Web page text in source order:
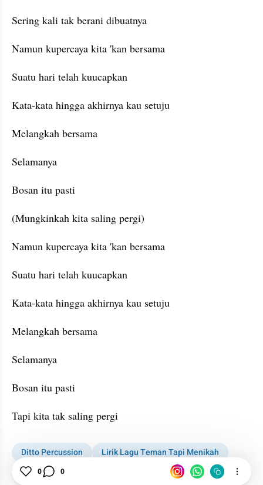
Sering kali tak berani dibuatnya
Namun kupercaya kita 'kan bersama
Suatu hari telah kuucapkan
Kata-kata hingga akhirnya kau setuju
Melangkah bersama
Selamanya
Bosan itu pasti
(Mungkinkah kita saling pergi)
Namun kupercaya kita 'kan bersama
Suatu hari telah kuucapkan
Kata-kata hingga akhirnya kau setuju
Melangkah bersama
Selamanya
Bosan itu pasti
Tapi kita tak saling pergi
Ditto Percussion
Lirik Lagu Teman Tapi Menikah
Lirik Lagu
0 0